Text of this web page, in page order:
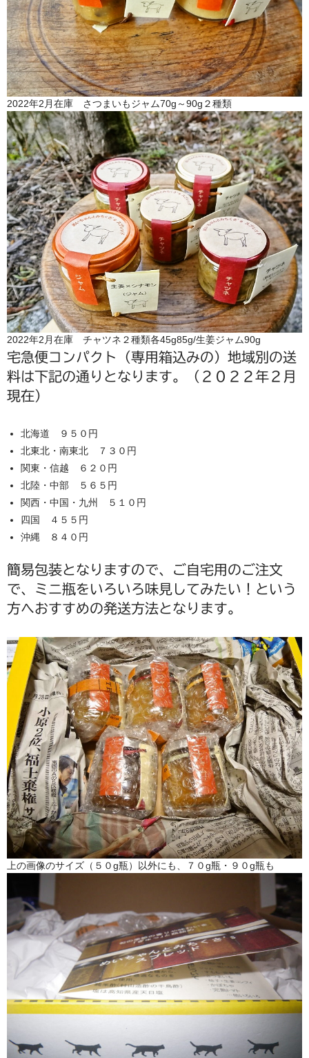
2022年2月在庫 さつまいもジャム70g～90g２種類
2022年2月在庫 チャツネ２種類各45g85g/生姜ジャム90g
宅急便コンパクト（専用箱込みの）地域別の送
料は下記の通りとなります。（２０２２年２月
現在）
北海道 ９５０円
北東北・南東北 ７３０円
関東・信越 ６２０円
北陸・中部 ５６５円
関西・中国・九州 ５１０円
四国 ４５５円
沖縄 ８４０円
簡易包装となりますので、ご自宅用のご注文
で、ミニ瓶をいろいろ味見してみたい！という
方へおすすめの発送方法となります。
上の画像のサイズ（５０g瓶）以外にも、７０g瓶・９０g瓶も